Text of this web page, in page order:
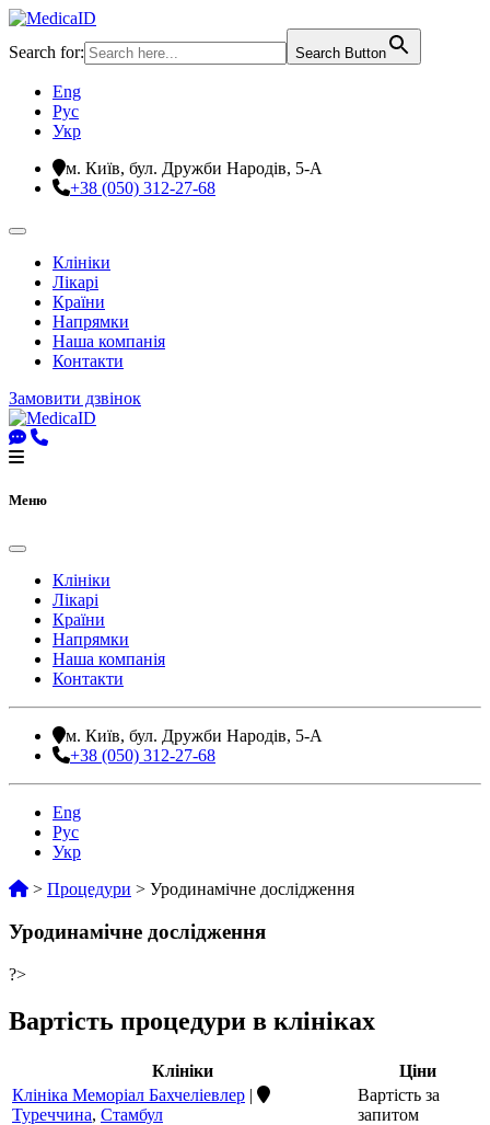
Search for: Search Button
Eng
Рус
Укр
м. Київ, бул. Дружби Народів, 5-А
+38 (050) 312-27-68
Клініки
Лікарі
Країни
Напрямки
Наша компанія
Контакти
Замовити дзвінок
Меню
Клініки
Лікарі
Країни
Напрямки
Наша компанія
Контакти
м. Київ, бул. Дружби Народів, 5-А
+38 (050) 312-27-68
Eng
Рус
Укр
> Процедури > Уродинамічне дослідження
Уродинамічне дослідження
?>
Вартість процедури в клініках
Клініки
Ціни
Клініка Меморіал Бахчеліевлер |
Туреччина, Стамбул
Вартість за
запитом